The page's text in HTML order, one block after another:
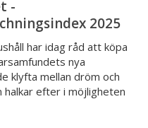
-
2025
har idag råd att köpa
nya
klyfta mellan dröm och
halkar efter i möjligheten